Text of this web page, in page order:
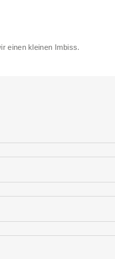
einen kleinen Imbiss.